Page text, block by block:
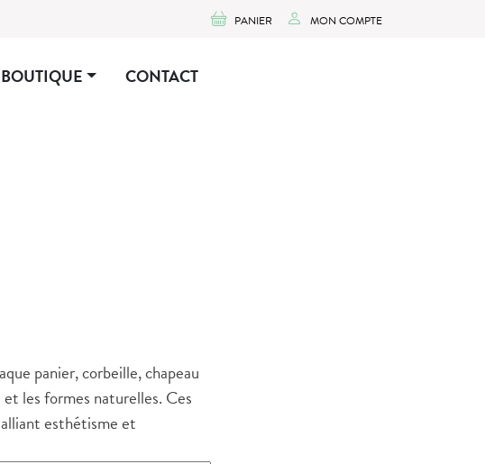
PANIER MON COMPTE
BOUTIQUE CONTACT
panier, corbeille, chapeau
les formes naturelles. Ces
esthétisme et